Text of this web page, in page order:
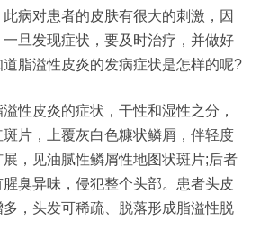
病对患者的皮肤有很大的刺激，因
旦发现症状，要及时治疗，并做好
脂溢性皮炎的发病症状是怎样的呢?
皮炎的症状，干性和湿性之分，
片，上覆灰白色糠状鳞屑，伴轻度
，见油腻性鳞屑性地图状斑片;后者
臭异味，侵犯整个头部。患者头皮
，头发可稀疏、脱落形成脂溢性脱